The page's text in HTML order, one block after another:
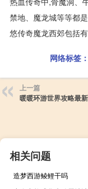
禁地、魔龙城等等都
悠传奇魔龙西郊包括有
网络标签：
上一篇
暖暖环游世界攻略最新
相关问题
造梦西游鲮鲤干吗